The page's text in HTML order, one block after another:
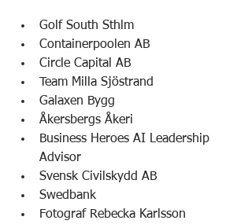
Golf South Sthlm
Containerpoolen AB
Circle Capital AB
Team Milla Sjöstrand
Galaxen Bygg
Åkersbergs Åkeri
Business Heroes AI Leadership
Advisor
Svensk Civilskydd AB
Swedbank
Fotograf Rebecka Karlsson